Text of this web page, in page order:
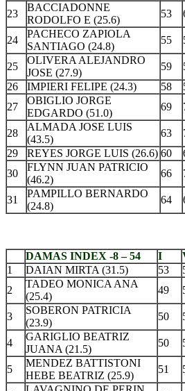
23
BACCIADONNE
RODOLFO E (25.6)
53
24
PACHECO ZAPIOLA
SANTIAGO (24.8)
55
25
OLIVERA ALEJANDRO
JOSE (27.9)
59
26
IMPIERI FELIPE (24.3) 58
27
OBIGLIO JORGE
EDGARDO (51.0)
69
28
ALMADA JOSE LUIS
(43.5)
63
29
REYES JORGE LUIS (26.6) 60
30
FLYNN JUAN PATRICIO
(46.2)
66
31
PAMPILLO BERNARDO
(24.8)
64
DAMAS INDEX -8 – 54 I
1
DAIAN MIRTA (31.5) 53
2
TADEO MONICA ANA
(25.4)
49
3
SOBERON PATRICIA
(23.9)
50
4
GARIGLIO BEATRIZ
JUANA (21.5)
50
5
MENDEZ BATTISTONI
HEBE BEATRIZ (25.9)
51